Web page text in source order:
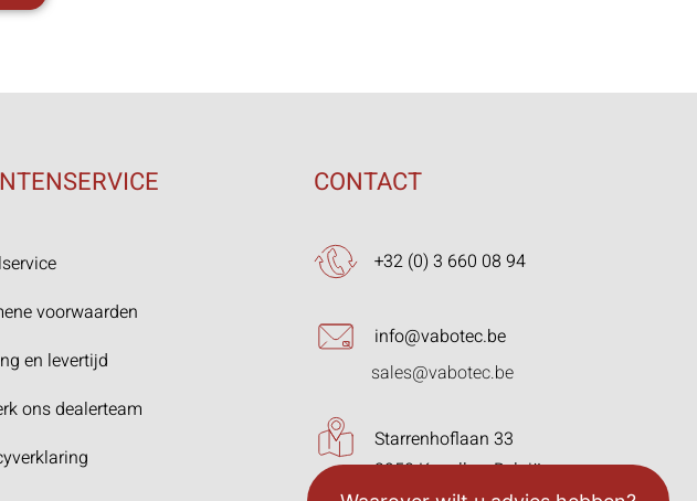
voorwaarden
en levertijd
ons dealerteam
CONTACT
+32 (0) 3 660 08 94
info@vabotec.be
sales@vabotec.be
Starrenhoflaan 33
2950 Kapellen, België